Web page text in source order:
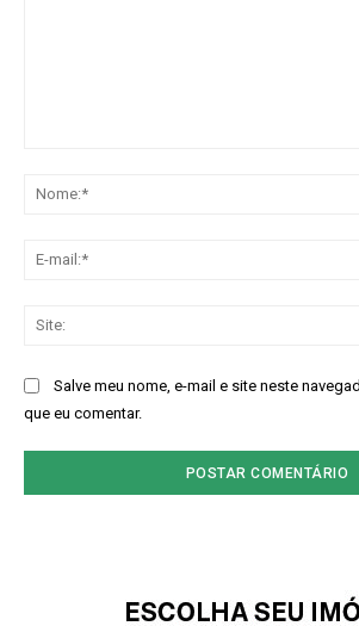
Salve meu nome, e-mail e site neste
que eu comentar.